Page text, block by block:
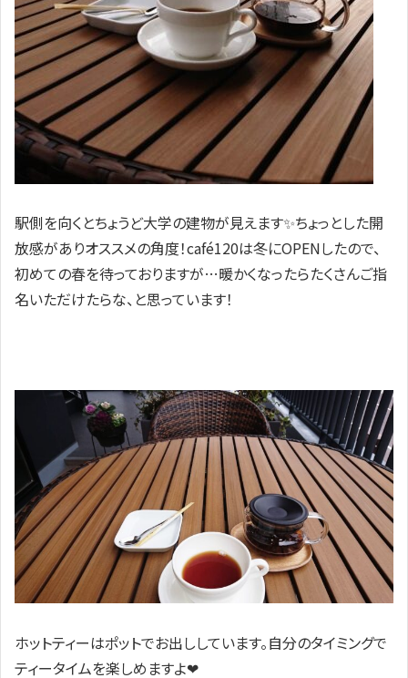
駅側を向くとちょうど大学の建物が見えます✨ちょっとした開
放感がありオススメの角度！café120は冬にOPENしたので、
初めての春を待っておりますが…暖かくなったらたくさんご指
名いただけたらな、と思っています！
ホットティーはポットでお出ししています。自分のタイミングで
ティータイムを楽しめますよ❤